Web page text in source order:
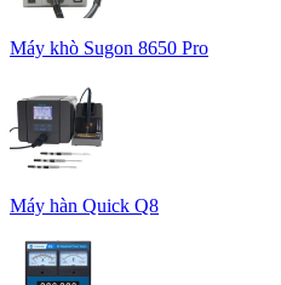
Máy khò Sugon 8650 Pro
Máy hàn Quick Q8